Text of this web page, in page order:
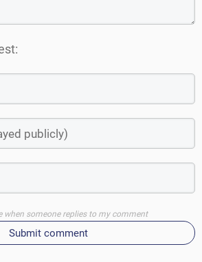
when someone replies to my comment
Submit comment